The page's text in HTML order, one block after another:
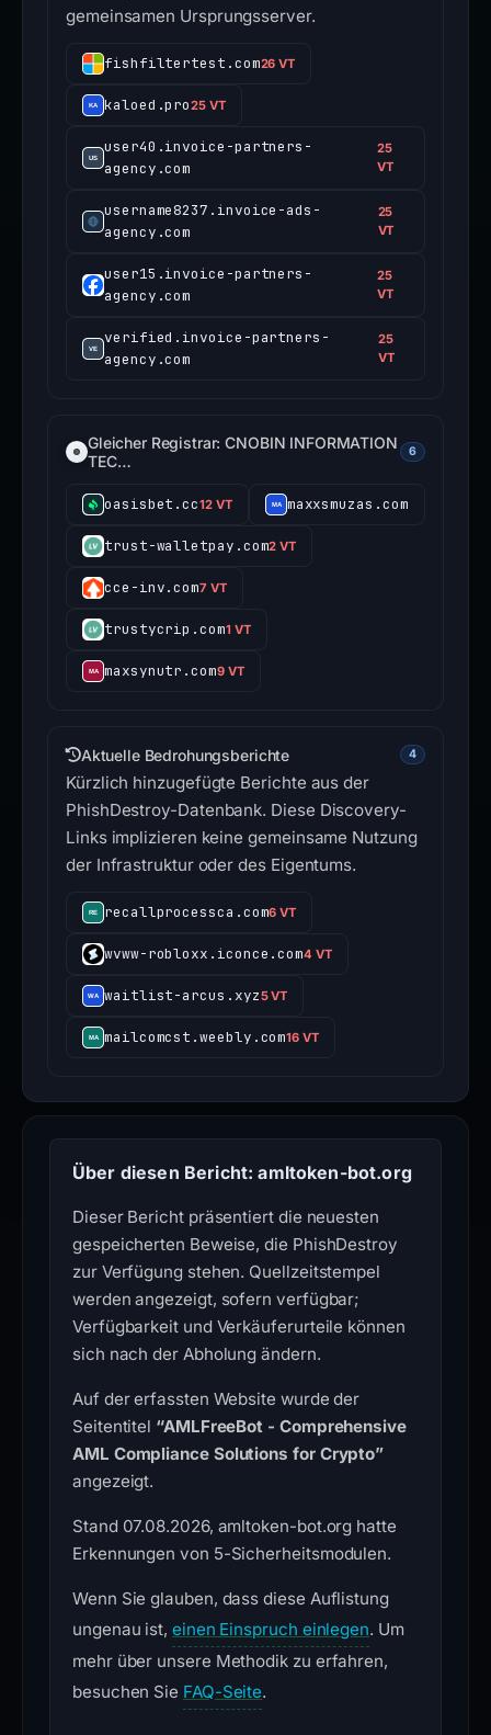
gemeinsamen Ursprungsserver.
fishfiltertest.com26 VT
kaloed.pro25 VT
user40.invoice-partners-
agency.com
25
VT
username8237.invoice-ads-
agency.com
25
VT
user15.invoice-partners-
agency.com
25
VT
verified.invoice-partners-
agency.com
25
VT
Gleicher Registrar: CNOBIN INFORMATION
TEC…
6
oasisbet.cc12 VT maxxsmuzas.com
trust-walletpay.com2 VT
cce-inv.com7 VT
trustycrip.com1 VT
maxsynutr.com9 VT
Aktuelle Bedrohungsberichte 4
Kürzlich hinzugefügte Berichte aus der
PhishDestroy-Datenbank. Diese Discovery-
Links implizieren keine gemeinsame Nutzung
der Infrastruktur oder des Eigentums.
recallprocessca.com6 VT
wvww-robloxx.iconce.com4 VT
waitlist-arcus.xyz5 VT
mailcomcst.weebly.com16 VT
Über diesen Bericht: amltoken-bot.org
Dieser Bericht präsentiert die neuesten
gespeicherten Beweise, die PhishDestroy
zur Verfügung stehen. Quellzeitstempel
werden angezeigt, sofern verfügbar;
Verfügbarkeit und Verkäuferurteile können
sich nach der Abholung ändern.
Auf der erfassten Website wurde der
Seitentitel “AMLFreeBot - Comprehensive
AML Compliance Solutions for Crypto”
angezeigt.
Stand 07.08.2026, amltoken-bot.org hatte
Erkennungen von 5-Sicherheitsmodulen.
Wenn Sie glauben, dass diese Auflistung
ungenau ist, einen Einspruch einlegen. Um
mehr über unsere Methodik zu erfahren,
besuchen Sie FAQ-Seite.